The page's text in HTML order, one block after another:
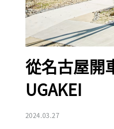
從名古屋開
UGAKEI
2024.03.27